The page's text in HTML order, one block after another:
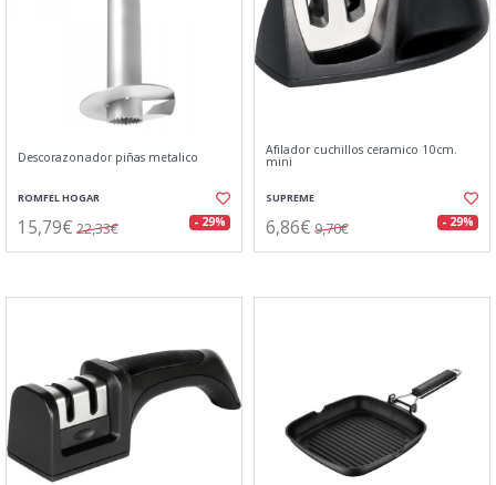
Descorazonador piñas metalico
ROMFEL HOGAR
15,79€ 22,33€ - 29%
Afilador cuchillos ceramico 10cm.
mini
SUPREME
6,86€ 9,70€ - 29%